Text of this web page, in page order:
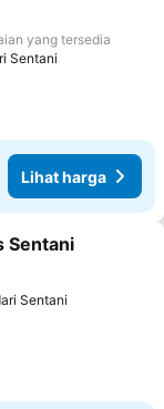
yang tersedia
Sentani
Lihat harga
favorit
Sentani
Sentani